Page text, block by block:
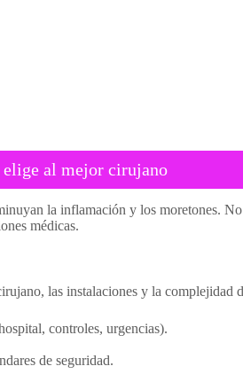
elige al mejor cirujano
la inflamación y los moretones.
médicas.
las instalaciones y la complejidad
controles, urgencias).
de seguridad.